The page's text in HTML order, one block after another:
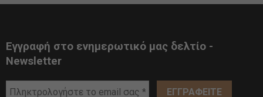
Εγγραφή στο ενημερωτικό μας δελτίο -
Newsletter